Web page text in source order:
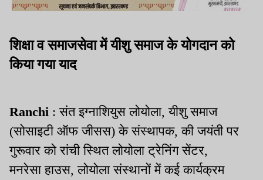
शिक्षा व समाजसेवा में यीशु समाज के योगदान को
किया गया याद
Ranchi : संत इग्नाशियुस लोयोला, यीशु समाज
(सोसाइटी ऑफ जीसस) के संस्थापक, की जयंती पर
गुरूवार को रांची स्थित लोयोला ट्रेनिंग सेंटर,
मनरेसा हाउस, लोयोला संस्थानों में कई कार्यक्रम